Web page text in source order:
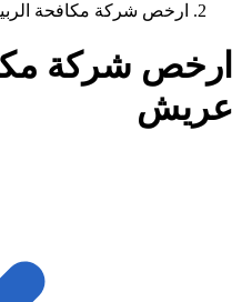
ارخص شركة مكافحة
ارخص شركة
عريش